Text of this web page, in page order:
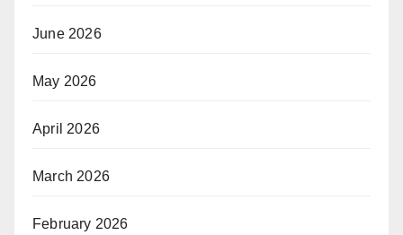
June 2026
May 2026
April 2026
March 2026
February 2026